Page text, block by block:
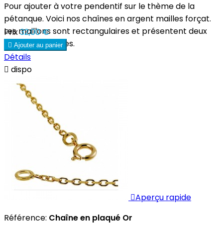
Pour ajouter à votre pendentif sur le thème de la
pétanque. Voici nos chaînes en argent mailles forçat.
Les maillons sont rectangulaires et présentent deux
biseaux par faces.
Prix32,00 €
 Ajouter au panier
Détails
 dispo
Aperçu rapide
Référence: Chaîne en plaqué Or